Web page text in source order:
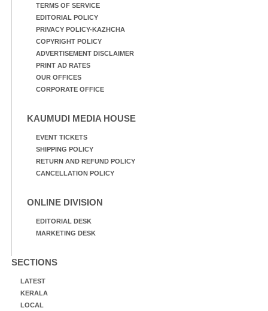
TERMS OF SERVICE
EDITORIAL POLICY
PRIVACY POLICY-KAZHCHA
COPYRIGHT POLICY
ADVERTISEMENT DISCLAIMER
PRINT AD RATES
OUR OFFICES
CORPORATE OFFICE
KAUMUDI MEDIA HOUSE
EVENT TICKETS
SHIPPING POLICY
RETURN AND REFUND POLICY
CANCELLATION POLICY
ONLINE DIVISION
EDITORIAL DESK
MARKETING DESK
SECTIONS
LATEST
KERALA
LOCAL